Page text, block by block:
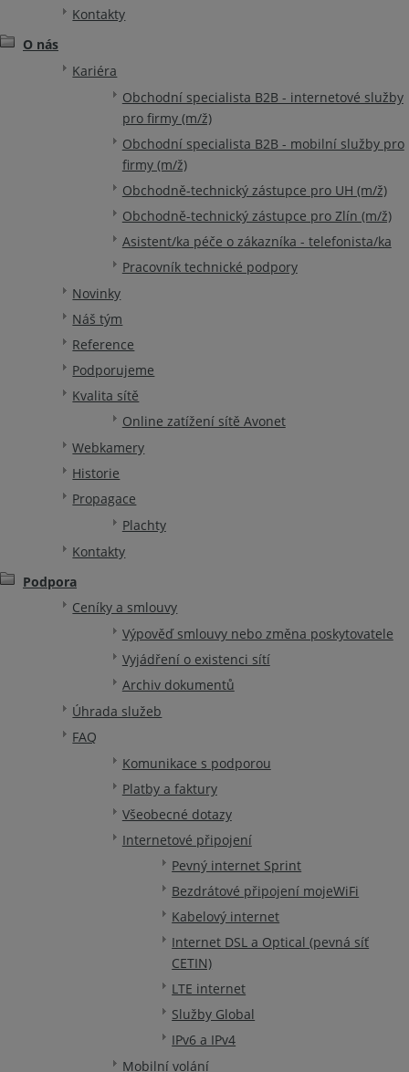
Kontakty
O nás
Kariéra
Obchodní specialista B2B - internetové služby
pro firmy (m/ž)
Obchodní specialista B2B - mobilní služby pro
firmy (m/ž)
Obchodně-technický zástupce pro UH (m/ž)
Obchodně-technický zástupce pro Zlín (m/ž)
Asistent/ka péče o zákazníka - telefonista/ka
Pracovník technické podpory
Novinky
Náš tým
Reference
Podporujeme
Kvalita sítě
Online zatížení sítě Avonet
Webkamery
Historie
Propagace
Plachty
Kontakty
Podpora
Ceníky a smlouvy
Výpověď smlouvy nebo změna poskytovatele
Vyjádření o existenci sítí
Archiv dokumentů
Úhrada služeb
FAQ
Komunikace s podporou
Platby a faktury
Všeobecné dotazy
Internetové připojení
Pevný internet Sprint
Bezdrátové připojení mojeWiFi
Kabelový internet
Internet DSL a Optical (pevná síť
CETIN)
LTE internet
Služby Global
IPv6 a IPv4
Mobilní volání